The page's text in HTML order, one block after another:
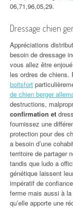
06,71,96,05,29.
Dressage chien
Appréciations
besoin de dressage
vous allez être
les ordres de
boitsfort
de chien berger
destructions,
confirmation et
fournissez une
protection pour des
a besoin d’une
territoire de partager
tandis que ludo a
génétique laissent
impératif de
ferme mais aussi à
qu’elle apporte une